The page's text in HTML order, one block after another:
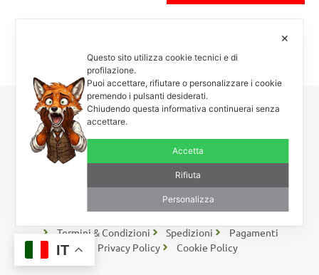
Carnosa & Spinosa
Piante grasse, succulente e cactacee – Via Teodora Bresciani, 40 –
25080 Manerba BS – P.I. 04796900985 – Tel/Fax +39 0365
654261
Termini & Condizioni
Spedizioni
Pagamenti
Privacy Policy
Cookie Policy
IT
✕
Questo sito utilizza cookie tecnici e di
profilazione.
Puoi accettare, rifiutare o personalizzare i cookie
premendo i pulsanti desiderati.
Chiudendo questa informativa continuerai senza
accettare.
Accetta
Rifiuta
Personalizza